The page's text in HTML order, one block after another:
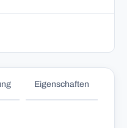
Eigenschaften